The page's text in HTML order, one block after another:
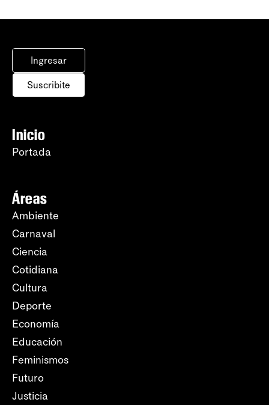
Ingresar
Suscribite
Inicio
Portada
Áreas
Ambiente
Carnaval
Ciencia
Cotidiana
Cultura
Deporte
Economía
Educación
Feminismos
Futuro
Justicia